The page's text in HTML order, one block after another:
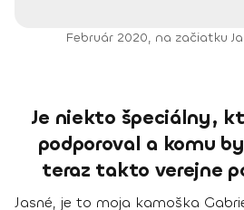
Február 2020, na začiatku
Je niekto špeciálny,
podporoval a komu
teraz takto verejne
Jasné, je to moja kamoška